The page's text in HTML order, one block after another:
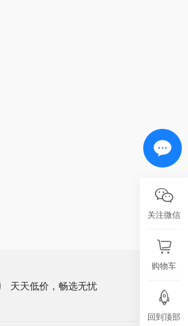
天天低价，畅选无忧
关注微信
购物车
回到顶部